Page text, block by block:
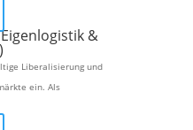
&
Liberalisierung und
ein. Als